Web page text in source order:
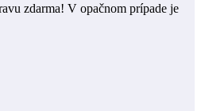
zdarma! V opačnom prípade je